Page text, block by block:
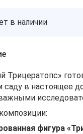
в наличии
Трицератопс»
саду в настоящее
фигура